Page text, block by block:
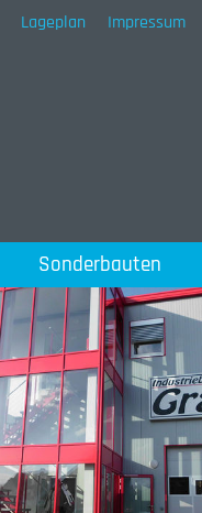
Lageplan Impressum
Sonderbauten